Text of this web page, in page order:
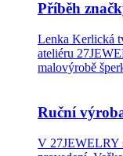
Příběh
Lenka Kerlická
ateliéru
malovýrobě
Ruční
V 27JEWELRY